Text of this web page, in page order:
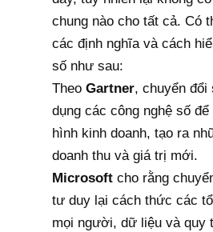
chung nào cho tất cả. Có
các định nghĩa và cách
số như sau:
TheoGartner, chuyển
dụng các công nghệ số
hình kinh doanh, tạo ra
doanh thu và giá trị mới.
Microsoft cho rằng
tư duy lại cách thức các
mọi người, dữ liệu và quy